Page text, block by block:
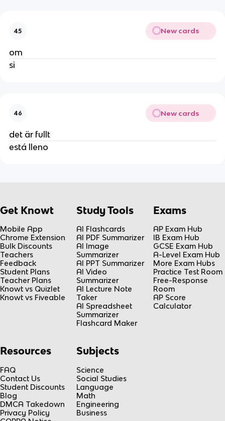
45 New cards
om
si
46 New cards
det är fullt
está lleno
Get Knowt
Mobile App
Chrome Extension
Bulk Discounts
Teachers
Feedback
Student Plans
Teacher Plans
Knowt vs Quizlet
Knowt vs Fiveable
Study Tools
AI Flashcards
AI PDF Summarizer
AI Image
Summarizer
AI PPT Summarizer
AI Video
Summarizer
AI Lecture Note
Taker
AI Spreadsheet
Summarizer
Flashcard Maker
Exams
AP Exam Hub
IB Exam Hub
GCSE Exam Hub
A-Level Exam Hub
More Exam Hubs
Practice Test Room
Free-Response
Room
AP Score
Calculator
Resources
FAQ
Contact Us
Student Discounts
Blog
DMCA Takedown
Privacy Policy
Subjects
Science
Social Studies
Language
Math
Engineering
Business